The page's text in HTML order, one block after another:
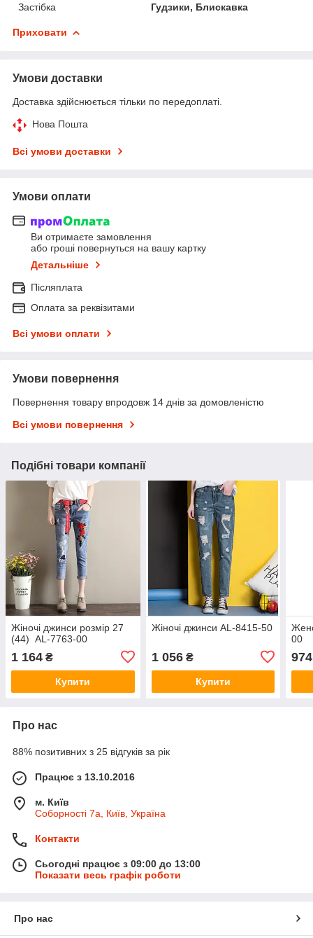
Застібка
Гудзики, Блискавка
Приховати
Умови доставки
Доставка здійснюється тільки по передоплаті.
Нова Пошта
Всі умови доставки
Умови оплати
Ви отримаєте замовлення
або гроші повернуться на вашу картку
Детальніше
Післяплата
Оплата за реквізитами
Всі умови оплати
Умови повернення
Повернення товару впродовж 14 днів за домовленістю
Всі умови повернення
Подібні товари компанії
Жіночі джинси розмір 27
(44) AL-7763-00
1 164 ₴
Купити
Жіночі джинси AL-8415-50
1 056₴
Купити
00
974
Про нас
88% позитивних з 25 відгуків за рік
Працює з 13.10.2016
м. Київ
Соборності 7а, Київ, Україна
Контакти
Сьогодні працює з 09:00 до 13:00
Показати весь графік роботи
Про нас